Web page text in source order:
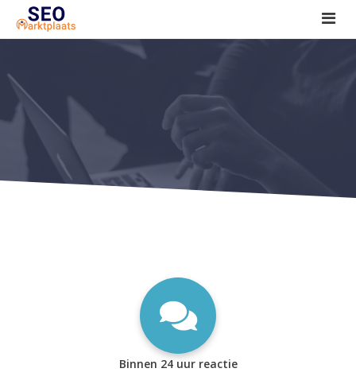
SEO tools reviews
Marketeer bij jou in de buurt?
Offerte
1. Seo voor beginners +
2. Onderzoeken +
Binnen 24 uur reactie